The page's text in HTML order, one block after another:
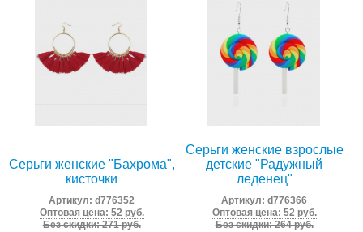
Серьги женские "Бахрома",
кисточки
Артикул:d776352
Оптовая цена: 52 руб.
Без скидки: 271 руб.
Серьги женские взрослые
детские "Радужный
леденец"
Артикул:d776366
Оптовая цена: 52 руб.
Без скидки: 264 руб.